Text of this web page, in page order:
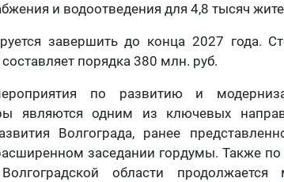
и водоотведения для 4,8 тысяч
завершить до конца 2027 года.
порядка 380 млн. руб.
по развитию и
являются одним из ключевых
Волгограда, ранее
заседании гордумы. Также по
области продолжается